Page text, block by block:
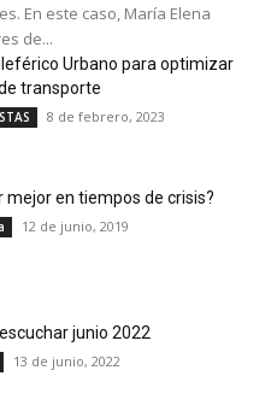
En este caso, María Elena
de...
Urbano para optimizar
transporte
8 de febrero, 2023
mejor en tiempos de crisis?
12 de junio, 2019
junio 2022
13 de junio, 2022